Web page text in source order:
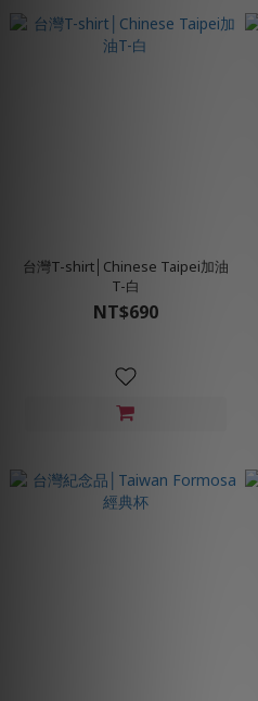
台灣T-shirt│Chinese Taipei加油
T-白
NT$690